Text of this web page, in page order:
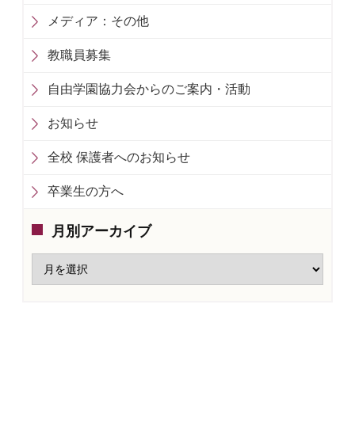
メディア：その他
教職員募集
自由学園協力会からのご案内・活動
お知らせ
全校 保護者へのお知らせ
卒業生の方へ
月別アーカイブ